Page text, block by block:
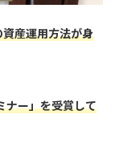
産運用方法が身
ナー」を受賞して